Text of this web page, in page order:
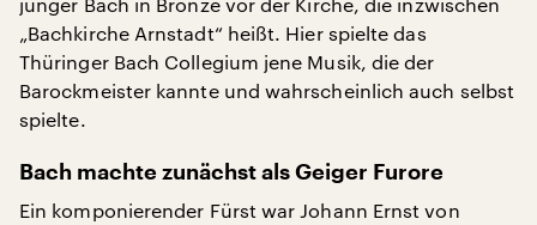
„Bachkirche Arnstadt“ heißt. Hier spielte das
Thüringer Bach Collegium jene Musik, die der
Barockmeister kannte und wahrscheinlich auch selbst
spielte.
Bach machte zunächst als Geiger Furore
Ein komponierender Fürst war Johann Ernst von